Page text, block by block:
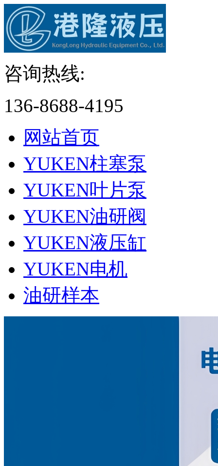
咨询热线:
136-8688-4195
网站首页
YUKEN柱塞泵
YUKEN叶片泵
YUKEN油研阀
YUKEN液压缸
YUKEN电机
油研样本